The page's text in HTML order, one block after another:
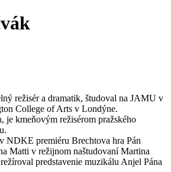
režisér a dramatik, študoval na JAMU v
College of Arts v Londýne.
je kmeňovým režisérom pražského
NDKE premiéru Brechtova hra Pán
Matti v režijnom naštudovaní Martina
predstavenie muzikálu Anjel Pána